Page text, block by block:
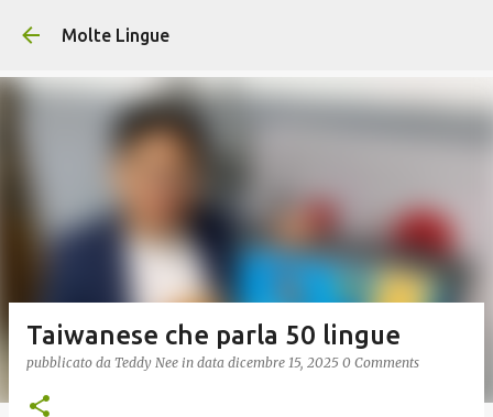
Molte Lingue
Taiwanese che parla 50 lingue
pubblicato da Teddy Nee in data dicembre 15, 2025 0 Comments